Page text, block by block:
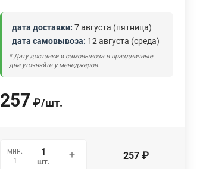
дата доставки: 7 августа (пятница)
дата самовывоза: 12 августа (среда)
* Дату доставки и самовывоза в праздничные
дни уточняйте у менеджеров.
257 ₽/шт.
мин.
1
шт. 257 ₽